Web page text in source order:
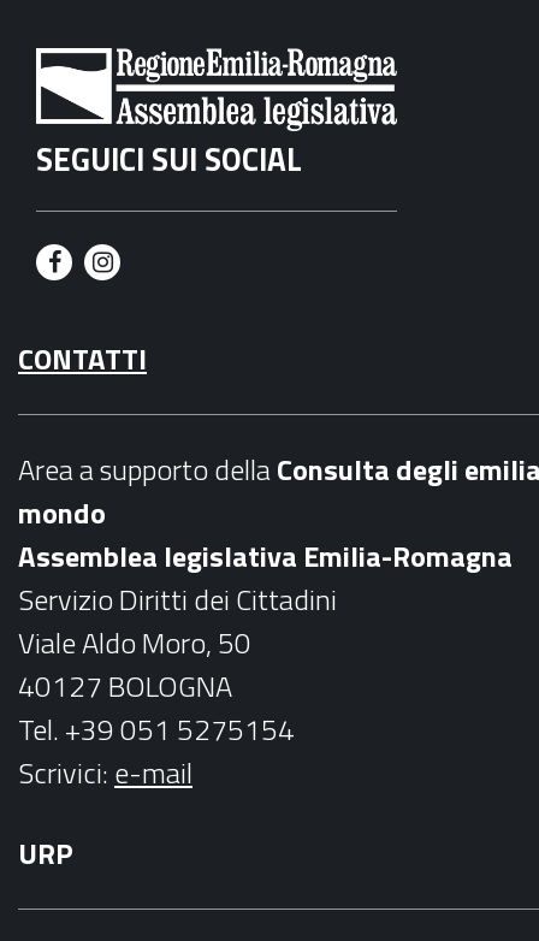
SEGUICI SUI SOCIAL
F
c
e
k
I
s
t
a
m
CONTATTI
Area a supporto dellaConsulta degli
mondo
Assemblea legislativa Emilia-Romagna
Servizio Diritti dei Cittadini
Viale Aldo Moro, 50
40127 BOLOGNA
Tel. +39 051 5275154
Scrivici:e-mail
URP